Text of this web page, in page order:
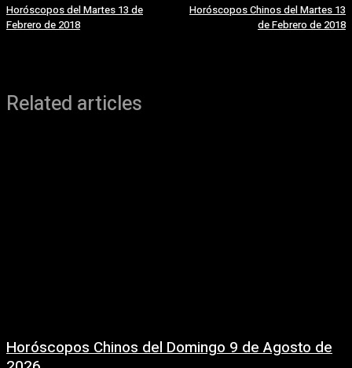
Horóscopos del Martes 13 de
Febrero de 2018
Horóscopos Chinos del Martes 13
de Febrero de 2018
Related articles
Horóscopos Chinos del Domingo 9 de Agosto de